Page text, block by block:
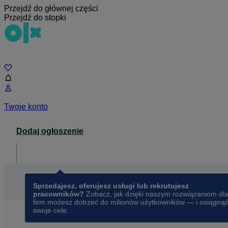
Przejdź do głównej części
Przejdź do stopki
Twoje konto
Dodaj ogłoszenie
Sprzedajesz, oferujesz usługi lub rekrutujesz
pracowników? Zobacz, jak dzięki naszym rozwiązaniom dla
firm możesz dotrzeć do milionów użytkowników — i osiągnąć
swoje cele.